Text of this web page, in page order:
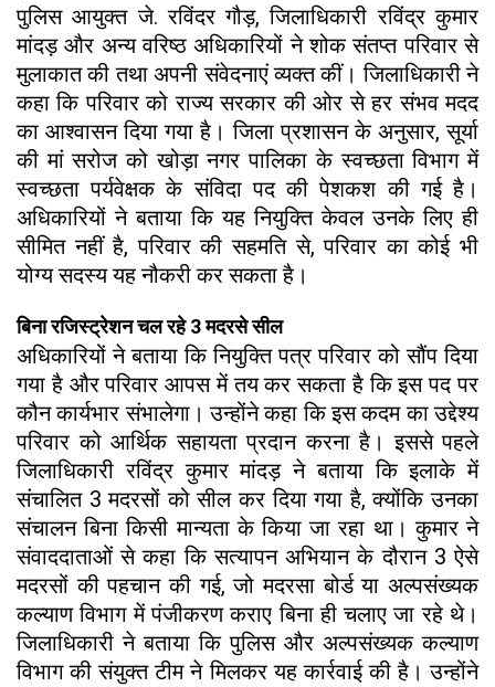
पुलिस आयुक्‍त जे. रविंदर गौड़, जिलाधिकारी रविंद्र कुमार
मांदड़ और अन्य वरिष्ठ अधिकारियों ने शोक संतप्त परिवार से
मुलाकात की तथा अपनी संवेदनाएं व्यक्त कीं। जिलाधिकारी ने
कहा कि परिवार को राज्य सरकार की ओर से हर संभव मदद
का आश्वासन दिया गया है। जिला प्रशासन के अनुसार, सूर्या
की मां सरोज को खोड़ा नगर पालिका के स्वच्छता विभाग में
स्वच्छता पर्यवेक्षक के संविदा पद की पेशकश की गई है।
अधिकारियों ने बताया कि यह नियुक्ति केवल उनके लिए ही
सीमित नहीं है, परिवार की सहमति से, परिवार का कोई भी
योग्य सदस्य यह नौकरी कर सकता है।
बिना रजिस्ट्रेशन चल रहे 3 मदरसे सील
अधिकारियों ने बताया कि नियुक्ति पत्र परिवार को सौंप दिया
गया है और परिवार आपस में तय कर सकता है कि इस पद पर
कौन कार्यभार संभालेगा। उन्होंने कहा कि इस कदम का उद्देश्य
परिवार को आर्थिक सहायता प्रदान करना है। इससे पहले
जिलाधिकारी रविंद्र कुमार मांदड़ ने बताया कि इलाके में
संचालित 3 मदरसों को सील कर दिया गया है, क्योंकि उनका
संचालन बिना किसी मान्यता के किया जा रहा था। कुमार ने
संवाददाताओं से कहा कि सत्यापन अभियान के दौरान 3 ऐसे
मदरसों की पहचान की गई, जो मदरसा बोर्ड या अल्पसंख्यक
कल्याण विभाग में पंजीकरण कराए बिना ही चलाए जा रहे थे।
जिलाधिकारी ने बताया कि पुलिस और अल्पसंख्यक कल्याण
विभाग की संयुक्त टीम ने मिलकर यह कार्रवाई की है। उन्होंने